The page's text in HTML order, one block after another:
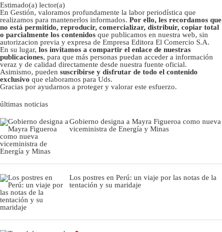
Estimado(a) lector(a)
En Gestión, valoramos profundamente la labor periodística que
realizamos para mantenerlos informados. Por ello, les recordamos que
no está permitido, reproducir, comercializar, distribuir, copiar total
o parcialmente los contenidos que publicamos en nuestra web, sin
autorizacion previa y expresa de Empresa Editora El Comercio S.A.
En su lugar, los invitamos a compartir el enlace de nuestras
publicaciones, para que más personas puedan acceder a información
veraz y de calidad directamente desde nuestra fuente oficial.
Asimismo, pueden suscribirse y disfrutar de todo el contenido
exclusivo que elaboramos para Uds.
Gracias por ayudarnos a proteger y valorar este esfuerzo.
últimas noticias
Gobierno designa a Mayra Figueroa como nueva
viceministra de Energía y Minas
Los postres en Perú: un viaje por las notas de la
tentación y su maridaje